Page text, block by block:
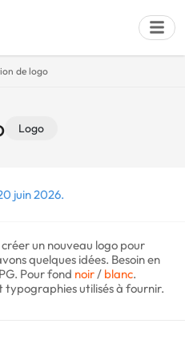
de logo
Logo
juin 2026.
un nouveau logo pour
quelques idées. Besoin en
Pour fond noir/ blanc.
typographies utilisés à fournir.